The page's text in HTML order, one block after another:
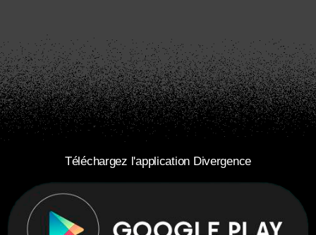
Téléchargez l'application Divergence